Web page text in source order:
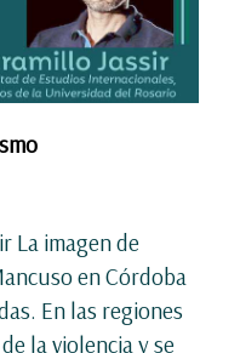
La imagen de
en Córdoba
En las regiones
la violencia y se